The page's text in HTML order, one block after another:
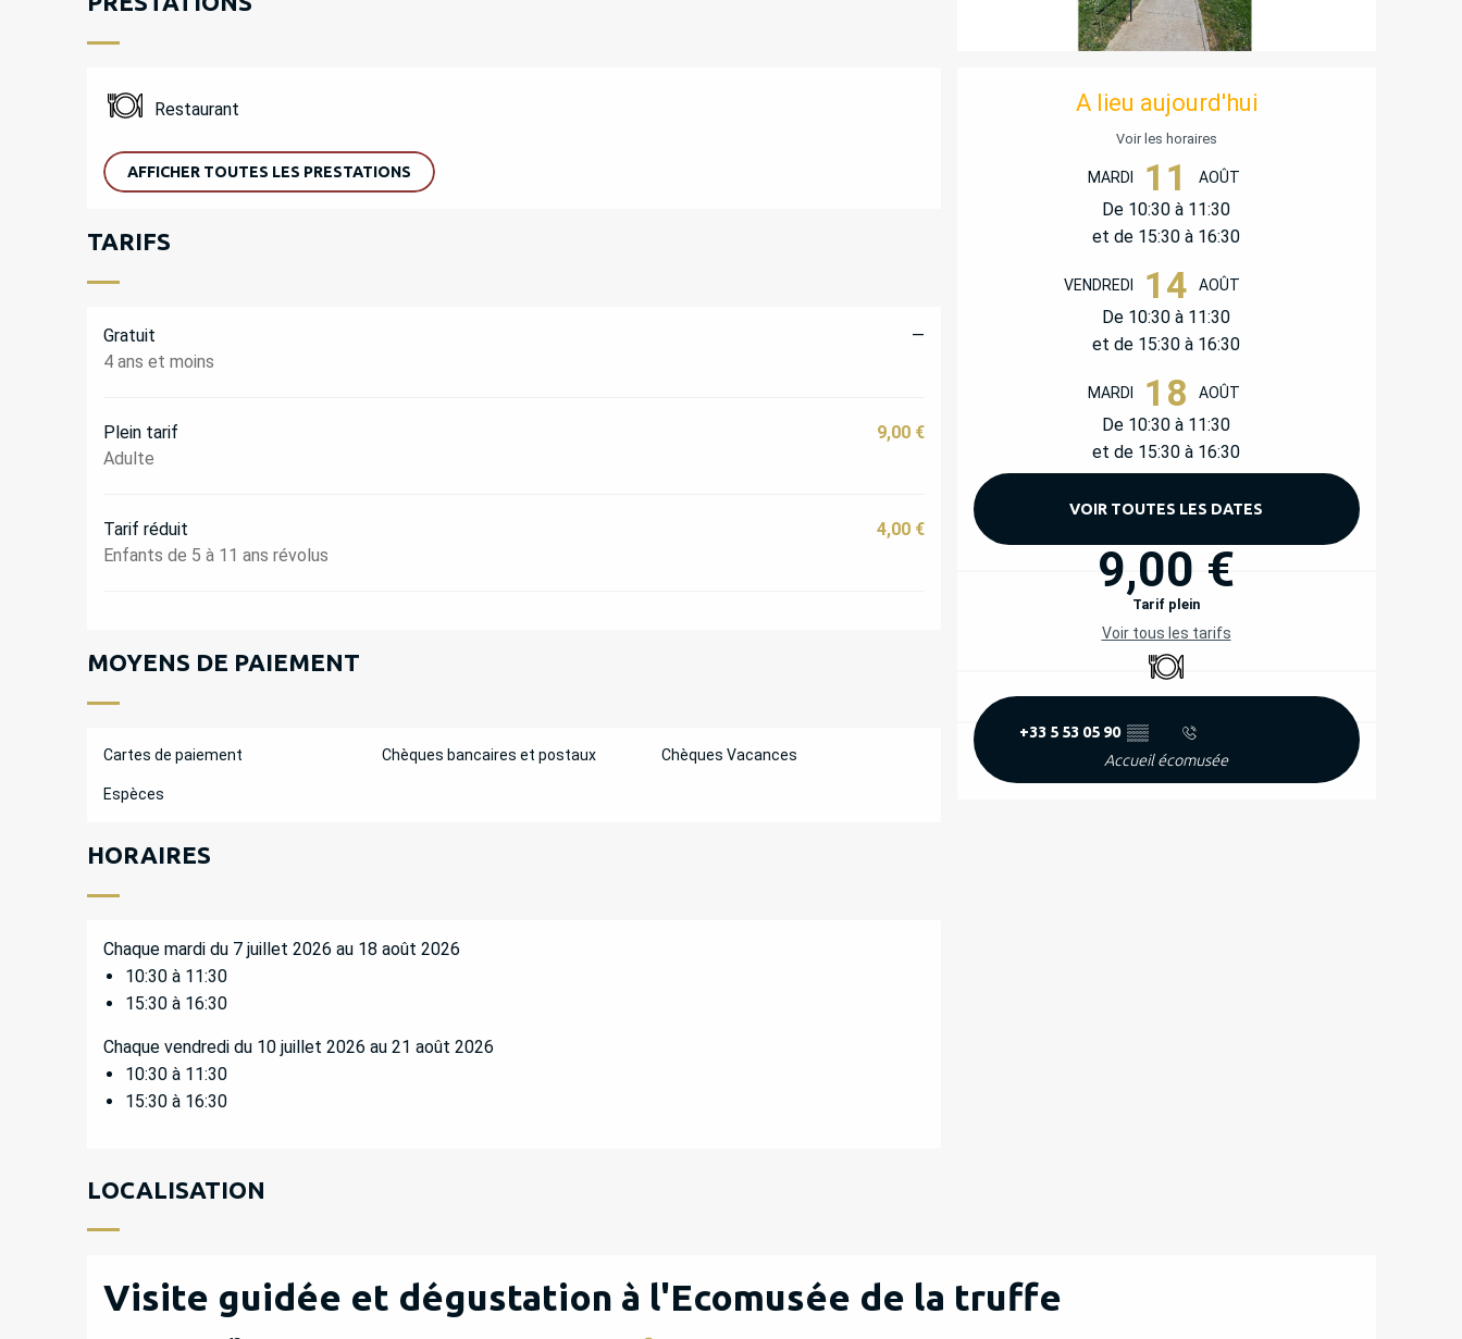
OUVERTURE ET
A lieu aujourd'hui
Voir les horaires
MARDI 11 AOÛT
De 10:30 à 11:30
et de 15:30 à 16:30
VENDREDI 14 AOÛT
De 10:30 à 11:30
et de 15:30 à 16:30
MARDI 18 AOÛT
De 10:30 à 11:30
et de 15:30 à 16:30
VOIR TOUTES LES DATES
9,00 €
Tarif plein
Voir tous les tarifs
Restaurant
+33 5 53 05 90 ▒▒
Accueil écomusée
Restaurant
AFFICHER TOUTES LES PRESTATIONS
TARIFS
Gratuit
4 ans et moins
—
Plein tarif
Adulte
9,00 €
Tarif réduit
Enfants de 5 à 11 ans révolus
4,00 €
MOYENS DE PAIEMENT
Cartes de paiement Chèques bancaires et postaux Chèques Vacances
Espèces
HORAIRES
Chaque mardi du 7 juillet 2026 au 18 août 2026
10:30 à 11:30
15:30 à 16:30
Chaque vendredi du 10 juillet 2026 au 21 août 2026
10:30 à 11:30
15:30 à 16:30
LOCALISATION
Visite guidée et dégustation à l'Ecomusée de la truffe